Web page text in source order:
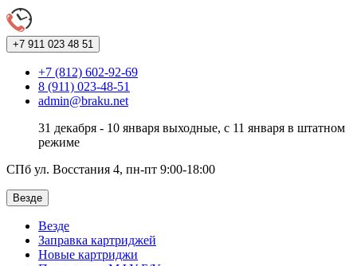
+7 911 023 48 51
+7 (812) 602-92-69
8 (911) 023-48-51
admin@braku.net
31 декабря - 10 января выходные, с 11 января в штатном
режиме
СПб ул. Восстания 4, пн-пт 9:00-18:00
Везде
Везде
Заправка картриджей
Новые картриджи